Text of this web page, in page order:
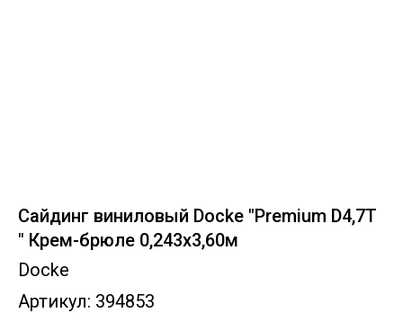
Сайдинг виниловый Docke "Premium D4,7T
" Крем-брюле 0,243х3,60м
Docke
Артикул: 394853